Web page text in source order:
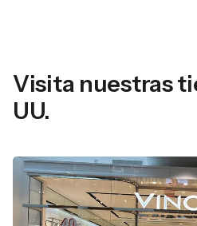
Visita nuestras
UU.